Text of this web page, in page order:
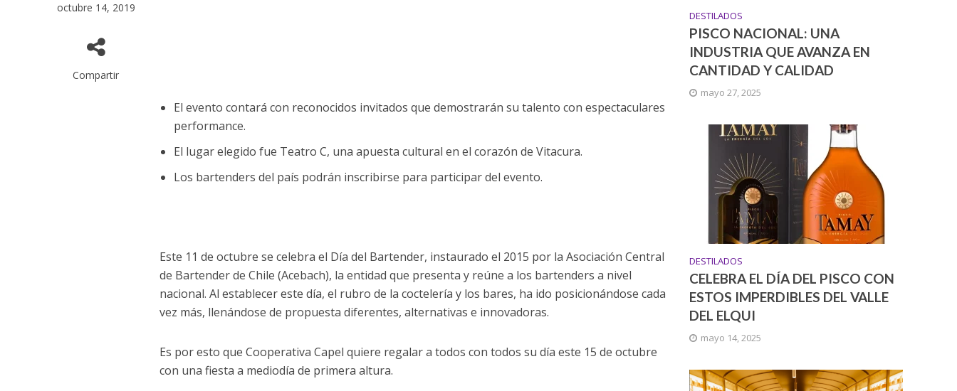
octubre 14, 2019
Compartir
El evento contará con reconocidos invitados que demostrarán su talento con espectaculares
performance.
El lugar elegido fue Teatro C, una apuesta cultural en el corazón de Vitacura.
Los bartenders del país podrán inscribirse para participar del evento.
Este 11 de octubre se celebra el Día del Bartender, instaurado el 2015 por la Asociación Central
de Bartender de Chile (Acebach), la entidad que presenta y reúne a los bartenders a nivel
nacional. Al establecer este día, el rubro de la coctelería y los bares, ha ido posicionándose cada
vez más, llenándose de propuesta diferentes, alternativas e innovadoras.
Es por esto que Cooperativa Capel quiere regalar a todos con todos su día este 15 de octubre
con una fiesta a mediodía de primera altura.
DESTILADOS
PISCO NACIONAL: UNA
INDUSTRIA QUE AVANZA EN
CANTIDAD Y CALIDAD
mayo 27, 2025
DESTILADOS
CELEBRA EL DÍA DEL PISCO CON
ESTOS IMPERDIBLES DEL VALLE
DEL ELQUI
mayo 14, 2025